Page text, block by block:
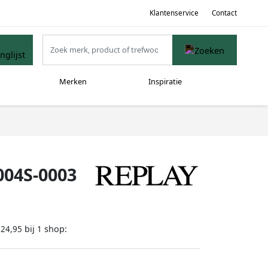
Klantenservice Contact
Merken Inspiratie
0003
bij 1 shop: